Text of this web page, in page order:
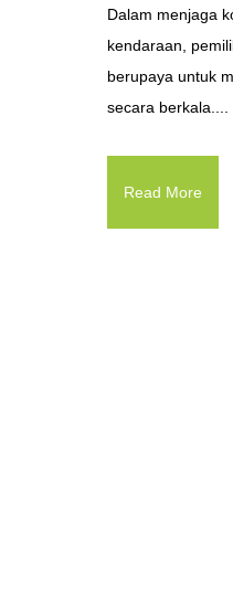
Dalam menjaga
kendaraan,
berupaya untuk
secara berkala....
Read More